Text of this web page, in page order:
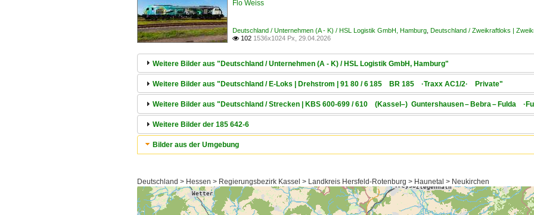
Flo Weiss
Deutschland / Unternehmen (A - K) / HSL Logistik GmbH, Hamburg Deutschland / Zweikraftloks |
 102 1536x1024 Px, 29.04.2026
Weitere Bilder aus "Deutschland / Unternehmen (A - K) / HSL Logistik GmbH, Hamburg"
Weitere Bilder aus "Deutschland / E-Loks | Drehstrom | 91 80 / 6 185 BR 185 ·Traxx AC1/2· Private"
Weitere Bilder aus "Deutschland / Strecken | KBS 600-699 / 610 (Kassel–) Guntershausen – Bebra – Fulda
Weitere Bilder der 185 642-6
Bilder aus der Umgebung
Deutschland > Hessen > Regierungsbezirk Kassel > Landkreis Hersfeld-Rotenburg > Haunetal > Neukirchen